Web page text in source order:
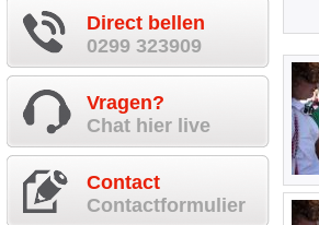
Direct bellen
0299 323909
Vragen?
Chat hier live
Contact
Contactformulier